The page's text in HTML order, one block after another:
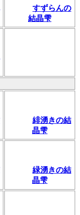
すずらんの
結晶雫
緋湧きの結
晶雫
緑湧きの結
晶雫